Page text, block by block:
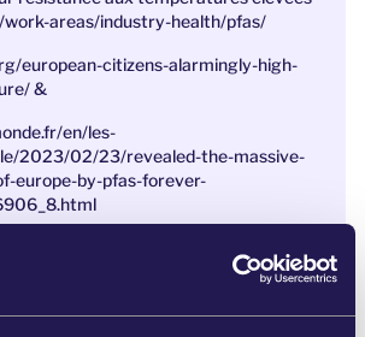
areas/industry-health/pfas/
european-citizens-alarmingly-high-
&
en/les-
2023/02/23/revealed-the-massive-
europe-by-pfas-forever-
cartographié les points chauds de
de produits chimiques